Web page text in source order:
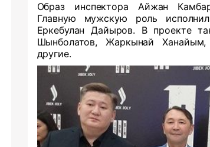
Образ инспектора Айжан
Главную мужскую роль
Еркебулан Дайыров. В проекте
Шынболатов, Жаркынай
другие.